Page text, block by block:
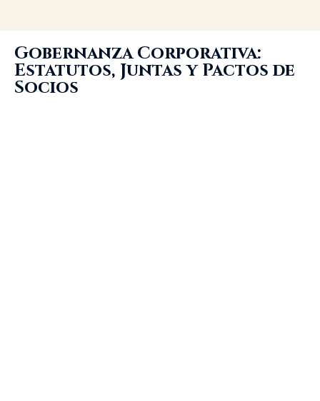
Gobernanza Corporativa:
Estatutos, Juntas y Pactos de
Socios